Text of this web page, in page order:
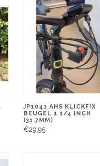
JP1041 AHS KLICKFIX
BEUGEL 1 1/4 INCH
(31.7MM)
€29,95